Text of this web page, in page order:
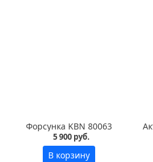
Форсунка KBN 80063
5 900 руб.
В корзину